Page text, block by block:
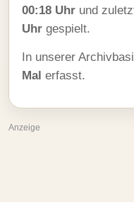
00:18 Uhr und
Uhr gespielt.
In unserer
Mal erfasst.
Anzeige